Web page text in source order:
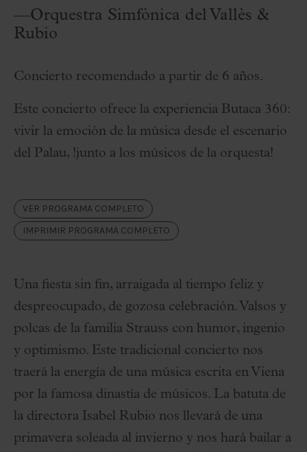
—Orquestra Simfònica del Vallès &
Rubio
Concierto recomendado a partir de 6 años.
Este concierto ofrece la experiencia Butaca 360:
vivir la emoción de la música desde el escenario
del Palau, !junto a los músicos de la orquesta!
VER PROGRAMA COMPLETO
IMPRIMIR PROGRAMA COMPLETO
Una fiesta sin fin, arraigada al tiempo feliz y
despreocupado, de gozosa celebración. Valsos y
polcas de la familia Strauss con humor, ingenio
y optimismo. Este tradicional concierto nos
traerá la energía de una música escrita en Viena
por la famosa dinastía de músicos. La batuta de
la directora Isabel Rubio nos llevará de una
primavera soleada al invierno y nos hará bailar a